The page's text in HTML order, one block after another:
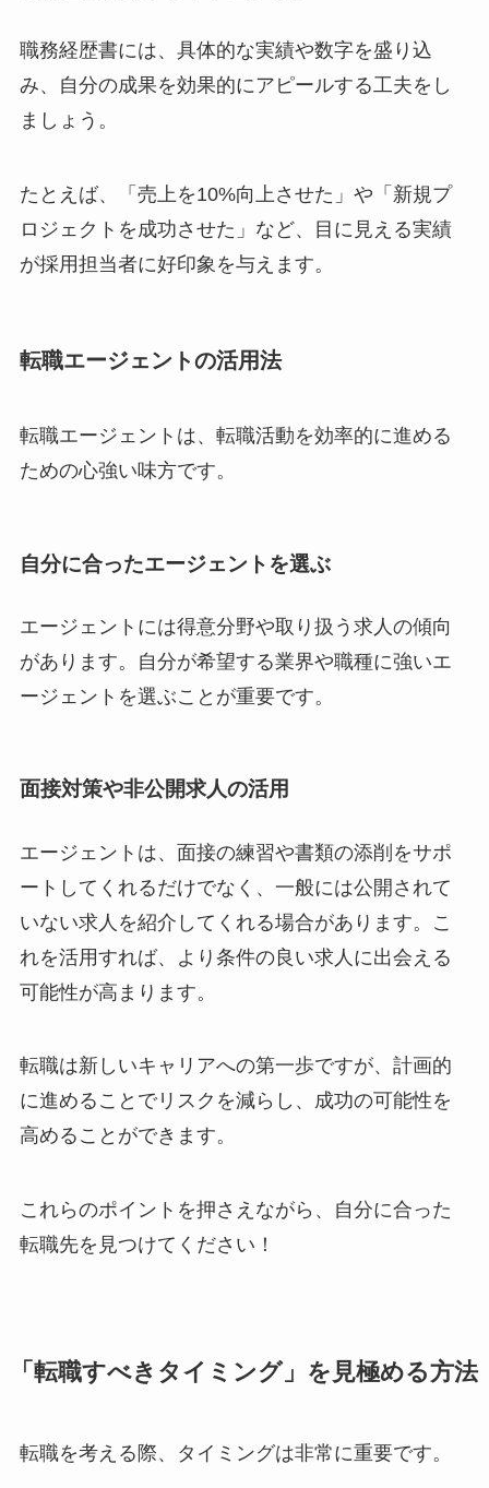
職務経歴書には、具体的な実績や数字を盛り込
み、自分の成果を効果的にアピールする工夫をし
ましょう。
たとえば、「売上を10%向上させた」や「新規プ
ロジェクトを成功させた」など、目に見える実績
が採用担当者に好印象を与えます。
転職エージェントの活用法
転職エージェントは、転職活動を効率的に進める
ための心強い味方です。
自分に合ったエージェントを選ぶ
エージェントには得意分野や取り扱う求人の傾向
があります。自分が希望する業界や職種に強いエ
ージェントを選ぶことが重要です。
面接対策や非公開求人の活用
エージェントは、面接の練習や書類の添削をサポ
ートしてくれるだけでなく、一般には公開されて
いない求人を紹介してくれる場合があります。こ
れを活用すれば、より条件の良い求人に出会える
可能性が高まります。
転職は新しいキャリアへの第一歩ですが、計画的
に進めることでリスクを減らし、成功の可能性を
高めることができます。
これらのポイントを押さえながら、自分に合った
転職先を見つけてください！
「転職すべきタイミング」を見極める方法
転職を考える際、タイミングは非常に重要です。